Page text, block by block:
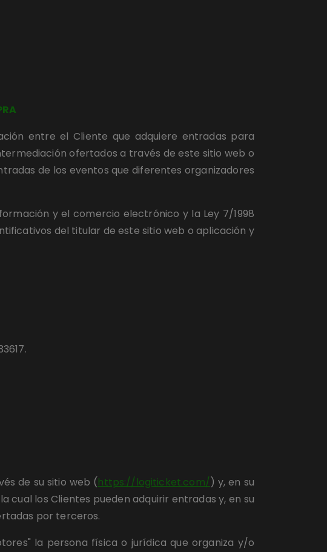
entre el Cliente que adquiere entradas para
ofertados a través de este sitio web o
de los eventos que diferentes organizadores
y el comercio electrónico y la Ley 7/1998
del titular de este sitio web o aplicación y
de su sitio web (https://logiticket.com/) y, en su
los Clientes pueden adquirir entradas y, en su
por terceros.
la persona física o jurídica que organiza y/o